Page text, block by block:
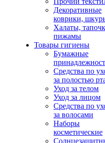
Декоративные
коврики,
Халаты,
пижамы
Товары гигиены
Бумажные
Средства по
за полостью
Уход за телом
Уход за лицом
Средства по
за волосами
Наборы
косметические